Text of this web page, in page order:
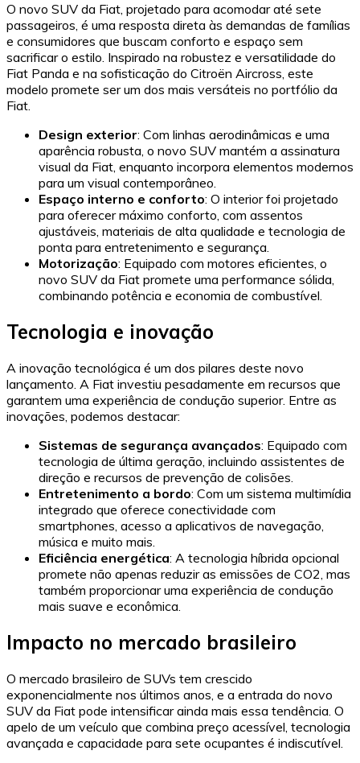
O novo SUV da Fiat, projetado para acomodar até sete
passageiros, é uma resposta direta às demandas de famílias
e consumidores que buscam conforto e espaço sem
sacrificar o estilo. Inspirado na robustez e versatilidade do
Fiat Panda e na sofisticação do Citroën Aircross, este
modelo promete ser um dos mais versáteis no portfólio da
Fiat.
Design exterior: Com linhas aerodinâmicas e uma
aparência robusta, o novo SUV mantém a assinatura
visual da Fiat, enquanto incorpora elementos modernos
para um visual contemporâneo.
Espaço interno e conforto: O interior foi projetado
para oferecer máximo conforto, com assentos
ajustáveis, materiais de alta qualidade e tecnologia de
ponta para entretenimento e segurança.
Motorização: Equipado com motores eficientes, o
novo SUV da Fiat promete uma performance sólida,
combinando potência e economia de combustível.
Tecnologia e inovação
A inovação tecnológica é um dos pilares deste novo
lançamento. A Fiat investiu pesadamente em recursos que
garantem uma experiência de condução superior. Entre as
inovações, podemos destacar:
Sistemas de segurança avançados: Equipado com
tecnologia de última geração, incluindo assistentes de
direção e recursos de prevenção de colisões.
Entretenimento a bordo: Com um sistema multimídia
integrado que oferece conectividade com
smartphones, acesso a aplicativos de navegação,
música e muito mais.
Eficiência energética: A tecnologia híbrida opcional
promete não apenas reduzir as emissões de CO2, mas
também proporcionar uma experiência de condução
mais suave e econômica.
Impacto no mercado brasileiro
O mercado brasileiro de SUVs tem crescido
exponencialmente nos últimos anos, e a entrada do novo
SUV da Fiat pode intensificar ainda mais essa tendência. O
apelo de um veículo que combina preço acessível, tecnologia
avançada e capacidade para sete ocupantes é indiscutível.